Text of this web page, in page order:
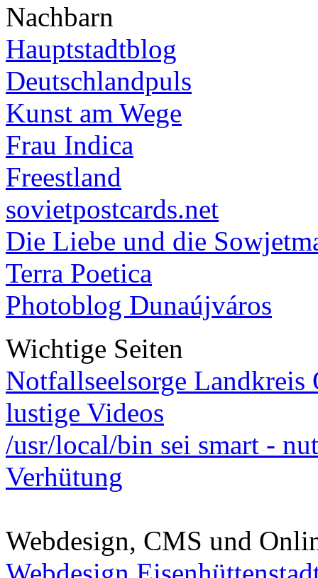
Nachbarn
Hauptstadtblog
Deutschlandpuls
Kunst am Wege
Frau Indica
Freestland
sovietpostcards.net
Die Liebe und die
Terra Poetica
Photoblog Dunaújváros
Wichtige Seiten
Notfallseelsorge Landkreis
lustige Videos
/usr/local/bin sei smart -
Verhütung
Webdesign, CMS und